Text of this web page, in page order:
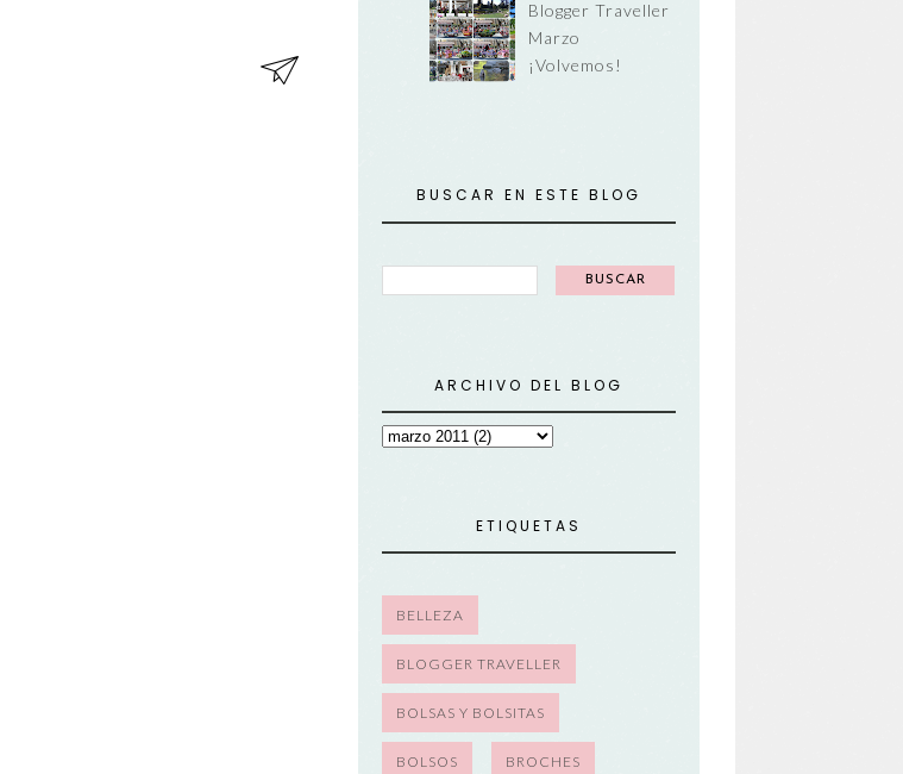
EN
Blogger Traveller
Marzo
¡Volvemos!
BUSCAR EN ESTE BLOG
ARCHIVO DEL BLOG
ETIQUETAS
BELLEZA
BLOGGER TRAVELLER
BOLSAS Y BOLSITAS
BOLSOS BROCHES